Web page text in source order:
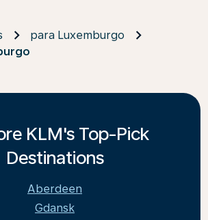
para Luxemburgo
KLM's Top-Pick
Destinations
Aberdeen
Gdansk